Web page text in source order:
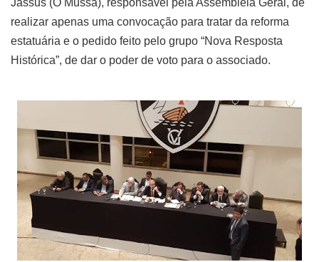
Jassus (O Mussa), responsável pela Assembléia Geral, de
realizar apenas uma convocação para tratar da reforma
estatuária e o pedido feito pelo grupo “Nova Resposta
Histórica”, de dar o poder de voto para o associado.